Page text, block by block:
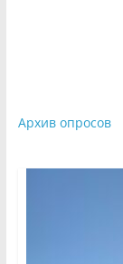
Архив опросов